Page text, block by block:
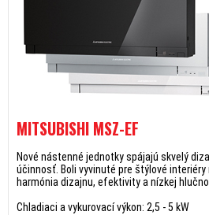
MITSUBISHI MSZ-EF
Nové nástenné jednotky spájajú skvelý
účinnosť. Boli vyvinuté pre štýlové interiéry
harmónia dizajnu, efektivity a nízkej
Chladiaci a vykurovací výkon: 2,5 - 5 kW